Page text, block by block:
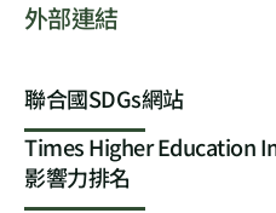
外部連結
聯合國SDGs網站
Times Higher Education
影響力排名